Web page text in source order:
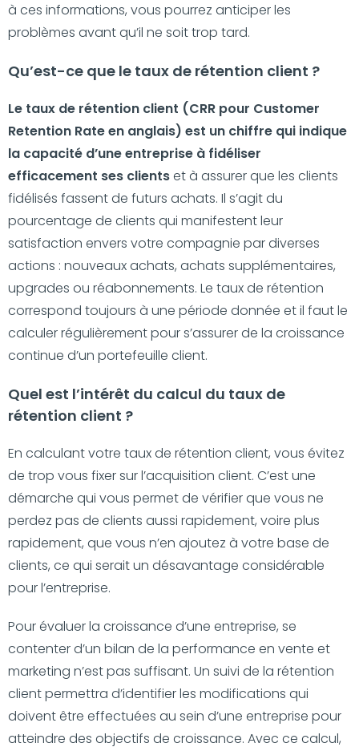
à ces informations, vous pourrez anticiper les
problèmes avant qu’il ne soit trop tard.
Qu’est-ce que le taux de rétention client ?
Le taux de rétention client (CRR pour Customer
Retention Rate en anglais) est un chiffre qui indique
la capacité d’une entreprise à fidéliser
efficacement ses clientset à assurer que les clients
fidélisés fassent de futurs achats. Il s’agit du
pourcentage de clients qui manifestent leur
satisfaction envers votre compagnie par diverses
actions : nouveaux achats, achats supplémentaires,
upgrades ou réabonnements. Le taux de rétention
correspond toujours à une période donnée et il faut le
calculer régulièrement pour s’assurer de la croissance
continue d’un portefeuille client.
Quel est l’intérêt du calcul du taux de
rétention client ?
En calculant votre taux de rétention client, vous évitez
de trop vous fixer sur l’acquisition client. C’est une
démarche qui vous permet de vérifier que vous ne
perdez pas de clients aussi rapidement, voire plus
rapidement, que vous n’en ajoutez à votre base de
clients, ce qui serait un désavantage considérable
pour l’entreprise.
Pour évaluer la croissance d’une entreprise, se
contenter d’un bilan de la performance en vente et
marketing n’est pas suffisant. Un suivi de la rétention
client permettra d’identifier les modifications qui
doivent être effectuées au sein d’une entreprise pour
atteindre des objectifs de croissance. Avec ce calcul,